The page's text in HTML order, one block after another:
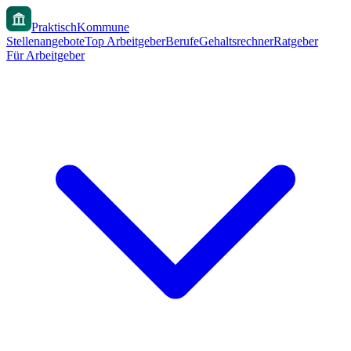
PraktischKommune
StellenangeboteTop ArbeitgeberBerufeGehaltsrechnerRatgeber
Für Arbeitgeber